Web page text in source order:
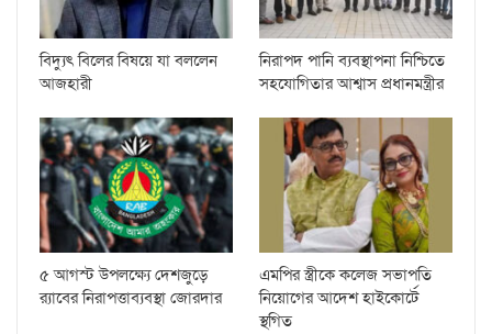
বিদ্যুৎ বিলের বিষয়ে যা বললেন
আজহারী
নিরাপদ পানি ব্যবস্থাপনা নিশ্চিতে
সহযোগিতার আশ্বাস প্রধানমন্ত্রীর
৫ আগস্ট উপলক্ষ্যে দেশজুড়ে
র‌্যাবের নিরাপত্তাব্যবস্থা জোরদার
এমপির স্ত্রীকে কলেজ সভাপতি
নিয়োগের আদেশ হাইকোর্টে
স্থগিত